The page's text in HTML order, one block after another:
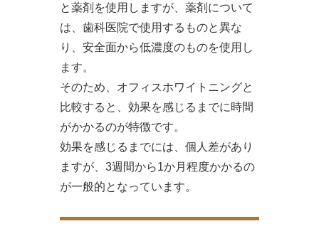
と薬剤を使用しますが、薬剤について
は、歯科医院で使用するものと異な
り、安全面から低濃度のものを使用し
ます。
そのため、オフィスホワイトニングと
比較すると、効果を感じるまでに時間
がかかるのが特徴です。
効果を感じるまでには、個人差があり
ますが、3週間から1か月程度かかるの
が一般的となっています。